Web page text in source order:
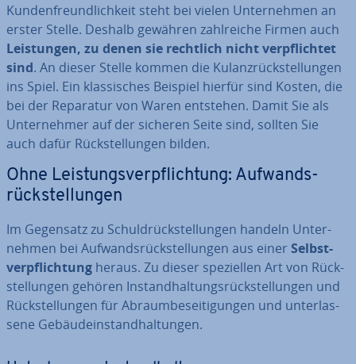
Kun­den­freund­lich­keit steht bei vielen Un­ter­neh­men an
erster Stelle. Deshalb gewähren zahl­rei­che Firmen auch
Leis­tun­gen, zu denen sie rechtlich nicht ver­pflich­tet
sind. An dieser Stelle kommen die Ku­lanz­rück­stel­lun­gen
ins Spiel. Ein klas­si­sches Beispiel hierfür sind Kosten, die
bei der Reparatur von Waren entstehen. Damit Sie als
Un­ter­neh­mer auf der sicheren Seite sind, sollten Sie
auch dafür Rück­stel­lun­gen bilden.
Ohne Leis­tungs­ver­pflich­tung: Auf­wands­
rück­stel­lun­gen
Im Gegensatz zu Schuld­rück­stel­lun­gen handeln Un­ter­
neh­men bei Auf­wands­rück­stel­lun­gen aus einer Selbst­
ver­pflich­tung heraus. Zu dieser spe­zi­el­len Art von Rück­
stel­lun­gen gehören In­stand­hal­tungs­rück­stel­lun­gen und
Rück­stel­lun­gen für Ab­raum­be­sei­ti­gun­gen und un­ter­las­
se­ne Ge­bäu­de­instand­hal­tun­gen.